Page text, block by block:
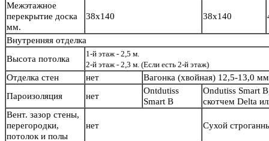
Межэтажное
перекрытие доска
мм.
38х140 38х140
Внутренняя отделка
Высота потолка
1-й этаж - 2,5 м.
2-й этаж - 2,3 м. (Если есть 2-й этаж)
Отделка стен нет
Вагонка (хвойная) 12,5-13,0
Пароизоляция
нет
Ontdutiss
Smart B
Ondutiss Smart
скотчем Delta
Вент. зазор стены,
перегородки,
потолок и полы
нет Сухой